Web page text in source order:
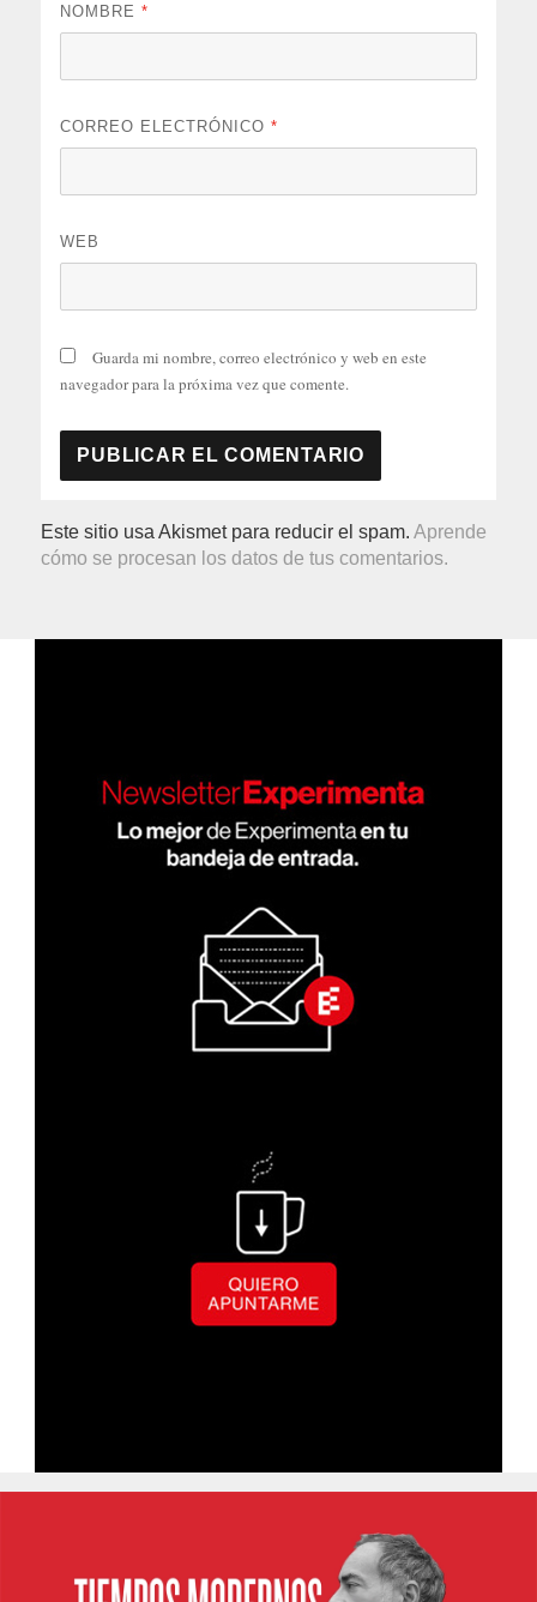
NOMBRE*
CORREO ELECTRÓNICO*
WEB
Guarda mi nombre, correo electrónico y web en este
navegador para la próxima vez que comente.
Este sitio usa Akismet para reducir el spam.Aprende
cómo se procesan los datos de tus comentarios.